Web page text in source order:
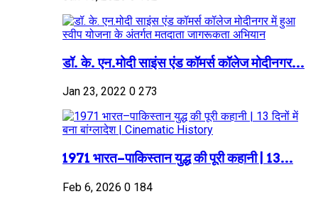
डॉ. के. एन.मोदी साइंस एंड कॉमर्स कॉलेज मोदीनगर...
Jan 23, 2022 0 273
1971 भारत–पाकिस्तान युद्ध की पूरी कहानी | 13...
Feb 6, 2026 0 184